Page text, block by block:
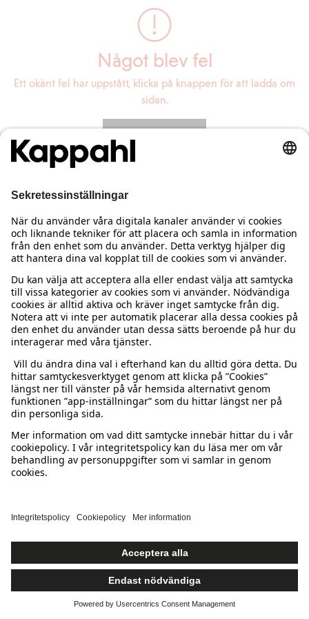
Något blev fel
Ett okänt fel har uppstått, klicka på knappen för att ladda om
sidan.